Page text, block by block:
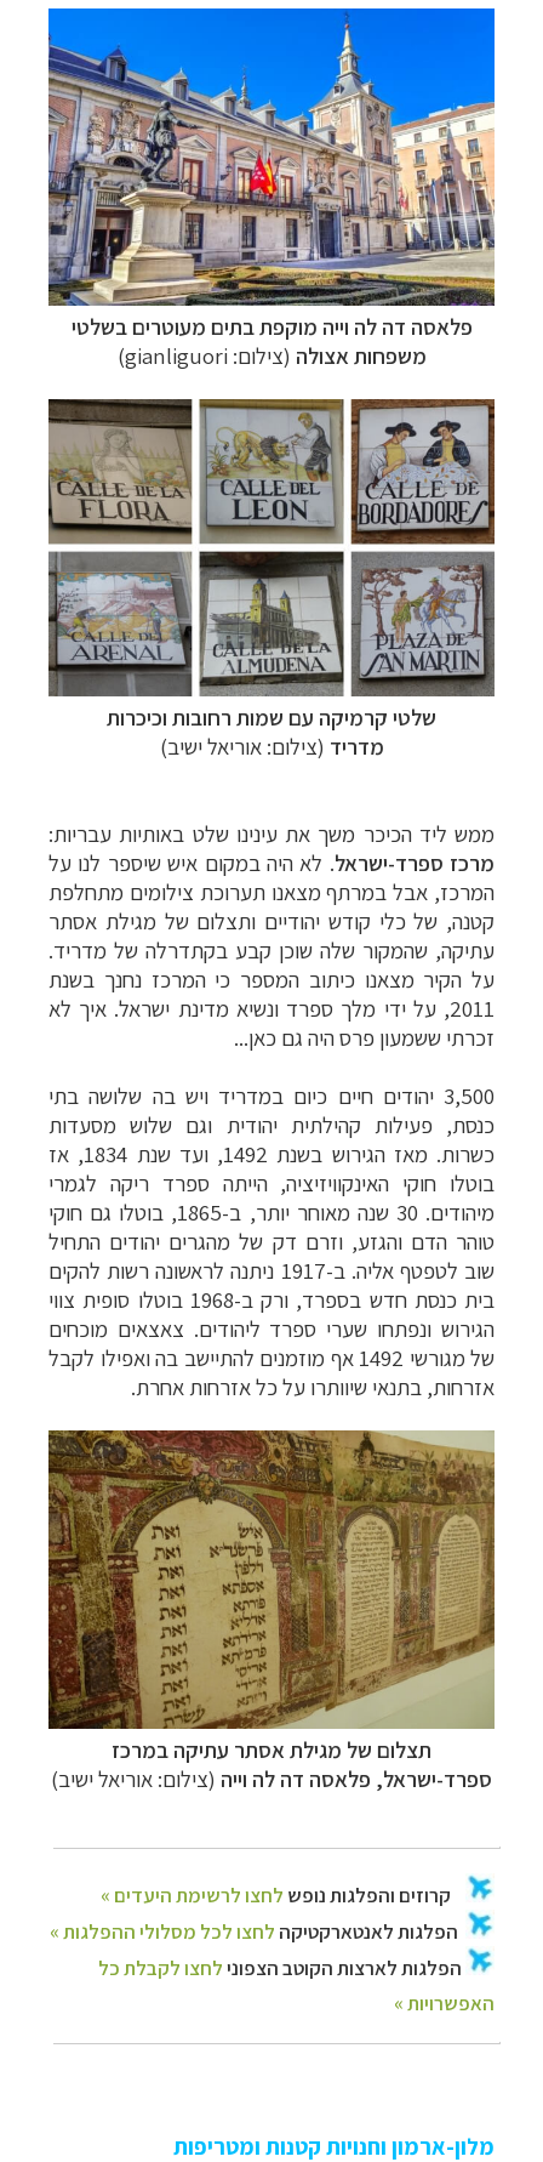
פלאסה דה לה וייה מוקפת בתים מעוטרים בשלטי
משפחות אצולה (צילום: gianliguori
)
שלטי קרמיקה עם שמות רחובות וכיכרות
מדריד (צילום: אוריאל ישיב)
ממש ליד הכיכר משך את עינינו שלט באותיות עבריות:
מרכז ספרד-ישראל. לא היה במקום איש שיספר לנו על
המרכז, אבל במרתף מצאנו תערוכת צילומים מתחלפת
קטנה, של כלי קודש יהודיים ותצלום של מגילת אסתר
עתיקה, שהמקור שלה שוכן קבע בקתדרלה של מדריד.
על הקיר מצאנו כיתוב המספר כי המרכז נחנך בשנת
2011, על ידי מלך ספרד ונשיא מדינת ישראל. איך לא
זכרתי ששמעון פרס היה גם כאן...
3,500 יהודים חיים כיום במדריד ויש בה שלושה בתי
כנסת, פעילות קהילתית יהודית וגם שלוש מסעדות
כשרות. מאז הגירוש בשנת 1492, ועד שנת 1834, אז
בוטלו חוקי האינקוויזיציה, הייתה ספרד ריקה לגמרי
מיהודים. 30 שנה מאוחר יותר, ב-1865, בוטלו גם חוקי
טוהר הדם והגזע, וזרם דק של מהגרים יהודים התחיל
שוב לטפטף אליה. ב-1917 ניתנה לראשונה רשות להקים
בית כנסת חדש בספרד, ורק ב-1968 בוטלו סופית צווי
הגירוש ונפתחו שערי ספרד ליהודים. צאצאים מוכחים
של מגורשי 1492 אף מוזמנים להתיישב בה ואפילו לקבל
אזרחות, בתנאי שיוותרו על כל אזרחות אחרת.
תצלום של מגילת אסתר עתיקה במרכז
ספרד-ישראל, פלאסה דה לה וייה (צילום: אוריאל ישיב)
קרוזים והפלגות נופשלחצו לרשימת היעדים »
הפלגות לאנטארקטיקהלחצו לכל מסלולי ההפלגות »
הפלגות לארצות הקוטב הצפונילחצו לקבלת כל
האפשרויות »
מלון-ארמון וחנויות קטנות ומטריפות